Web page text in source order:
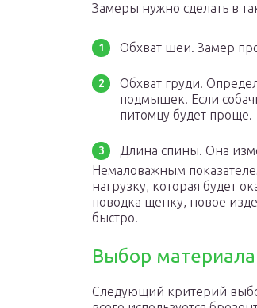
Замеры нужно сделать в
Обхват шеи. Замер
Обхват груди.
подмышек. Если
питомцу будет проще.
Длина спины. Она
Немаловажным
нагрузку, которая будет
поводка щенку, новое
быстро.
Выбор материала
Следующий критерий